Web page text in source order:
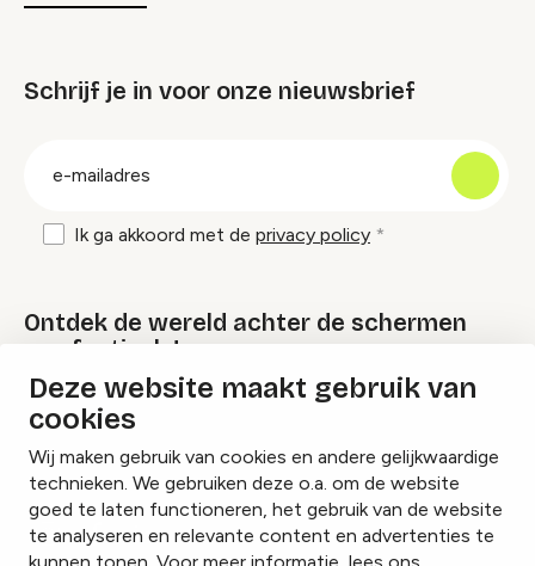
Deze website maakt gebruik van
cookies
Wij maken gebruik van cookies en andere gelijkwaardige
technieken. We gebruiken deze o.a. om de website
goed te laten functioneren, het gebruik van de website
te analyseren en relevante content en advertenties te
Schrijf je in voor onze nieuwsbrief
Ik ga akkoord met de privacy policy
Ontdek de wereld achter de schermen
van festivals!
Lees onze Festival Specials
InstagramFacebookLinkedIn